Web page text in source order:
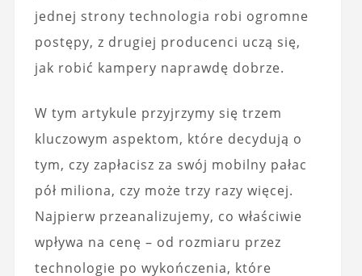
jednej strony technologia robi ogromne
postępy, z drugiej producenci uczą się,
jak robić kampery naprawdę dobrze.
W tym artykule przyjrzymy się trzem
kluczowym aspektom, które decydują o
tym, czy zapłacisz za swój mobilny pałac
pół miliona, czy może trzy razy więcej.
Najpierw przeanalizujemy, co właściwie
wpływa na cenę – od rozmiaru przez
technologie po wykończenia, które